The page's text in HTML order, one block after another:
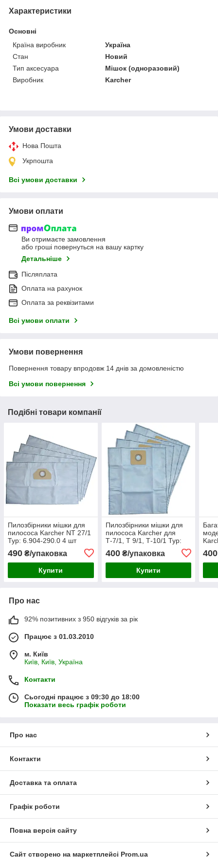
Характеристики
Основні
Країна виробник
Україна
Стан
Новий
Тип аксесуара
Мішок (одноразовий)
Виробник
Karcher
Умови доставки
Нова Пошта
Укрпошта
Всі умови доставки
Умови оплати
Ви отримаєте замовлення
або гроші повернуться на вашу картку
Детальніше
Післяплата
Оплата на рахунок
Оплата за реквізитами
Всі умови оплати
Умови повернення
Повернення товару впродовж 14 днів за домовленістю
Всі умови повернення
Подібні товари компанії
Пилозбірники мішки для
пилососа Karcher NT 27/1
Typ: 6.904-290.0 4 шт
490 ₴/упаковка
Купити
Пилозбірники мішки для
пилососа Karcher для
Т-7/1, T 9/1, Т-10/1 Typ:
6.904-333.0 4 шт FS 2605
400₴/упаковка
Купити
400
Про нас
92% позитивних з 950 відгуків за рік
Працює з 01.03.2010
м. Київ
Київ, Київ, Україна
Контакти
Сьогодні працює з 09:30 до 18:00
Показати весь графік роботи
Про нас
Контакти
Доставка та оплата
Графік роботи
Повна версія сайту
Сайт створено на маркетплейсі Prom.ua